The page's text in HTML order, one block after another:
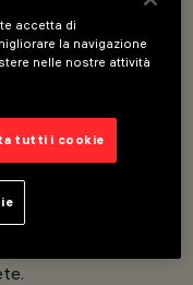
di spessore
Minimal (senza
versioni Frame
realizzato in
microprismato
accetta di
la navigazione
nelle nostre attività
tutti i cookie